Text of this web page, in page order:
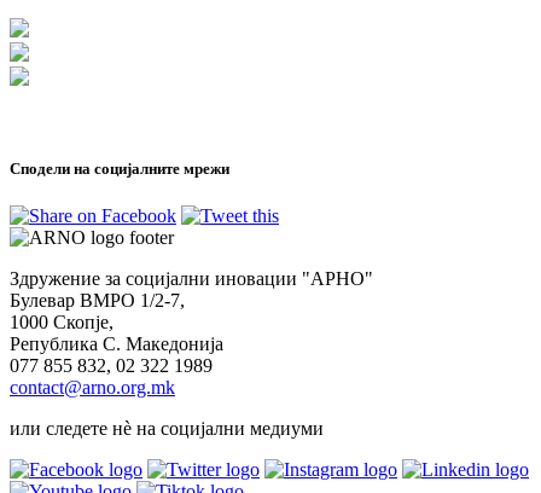
Сподели на социјалните мрежи
Здружение за социјални иновации "АРНО"
Булевар ВМРО 1/2-7,
1000 Скопје,
Република С. Македонија
077 855 832, 02 322 1989
contact@arno.org.mk
или следете нѐ на социјални медиуми